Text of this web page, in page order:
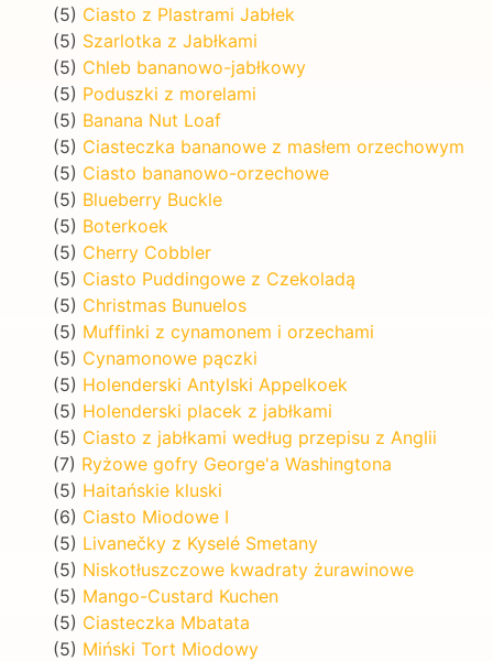
(5) Ciasto z Plastrami Jabłek
(5) Szarlotka z Jabłkami
(5) Chleb bananowo-jabłkowy
(5) Poduszki z morelami
(5) Banana Nut Loaf
(5) Ciasteczka bananowe z masłem orzechowym
(5) Ciasto bananowo-orzechowe
(5) Blueberry Buckle
(5) Boterkoek
(5) Cherry Cobbler
(5) Ciasto Puddingowe z Czekoladą
(5) Christmas Bunuelos
(5) Muffinki z cynamonem i orzechami
(5) Cynamonowe pączki
(5) Holenderski Antylski Appelkoek
(5) Holenderski placek z jabłkami
(5) Ciasto z jabłkami według przepisu z Anglii
(7) Ryżowe gofry George'a Washingtona
(5) Haitańskie kluski
(6) Ciasto Miodowe I
(5) Livanečky z Kyselé Smetany
(5) Niskotłuszczowe kwadraty żurawinowe
(5) Mango-Custard Kuchen
(5) Ciasteczka Mbatata
(5) Miński Tort Miodowy